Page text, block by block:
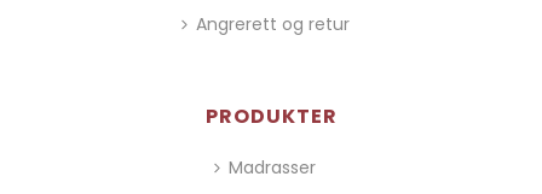
Angrerett og retur
PRODUKTER
Madrasser